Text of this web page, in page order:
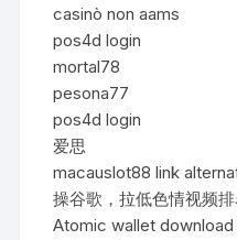
casinò non aams
pos4d login
mortal78
pesona77
pos4d login
爱思
macauslot88 link
操谷歌，拉低色情视频
Atomic wallet download